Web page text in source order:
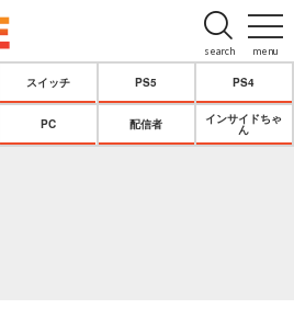
menu
search
スイッチ PS5 PS4
PC 配信者
インサイドちゃ
ん